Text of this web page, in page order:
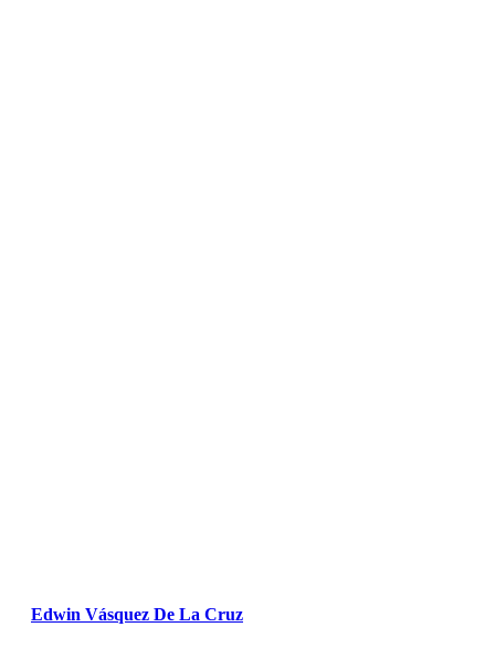
Edwin Vásquez De La Cruz